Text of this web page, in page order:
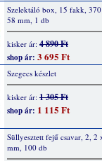
Szelektáló box, 15 fakk,
58 mm, 1 db
kisker ár: 4 890 Ft
shop ár: 3 695 Ft
Szegecs készlet
kisker ár: 1 305 Ft
shop ár: 1 115 Ft
Süllyesztett fejű csavar, 2, 2
mm, 100 db